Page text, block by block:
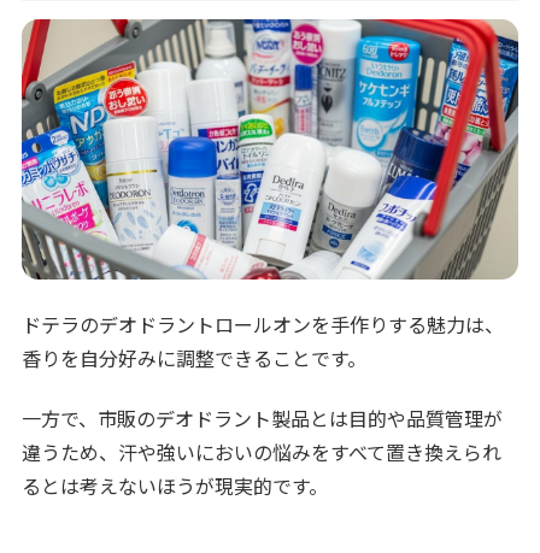
ドテラのデオドラントロールオンを手作りする魅力は、
香りを自分好みに調整できることです。
一方で、市販のデオドラント製品とは目的や品質管理が
違うため、汗や強いにおいの悩みをすべて置き換えられ
るとは考えないほうが現実的です。